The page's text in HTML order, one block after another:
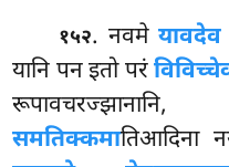
१५२. नवमे
यानि पन इतो परं
रूपावचरज्झानानि,
समतिक्कमातिआदिना